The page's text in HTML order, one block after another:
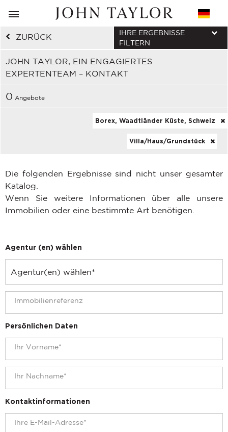
ZURÜCK
JOHN TAYLOR, EIN ENGAGIERTES
EXPERTENTEAM – KONTAKT
IHRE ERGEBNISSE
FILTERN
0 Angebote
Borex, Waadtländer Küste, Schweiz
Villa/Haus/Grundstück
Die folgenden Ergebnisse sind nicht unser gesamter
Katalog.
Wenn Sie weitere Informationen über alle unsere
Immobilien oder eine bestimmte Art benötigen.
Agentur (en) wählen
Persönlichen Daten
Kontaktinformationen